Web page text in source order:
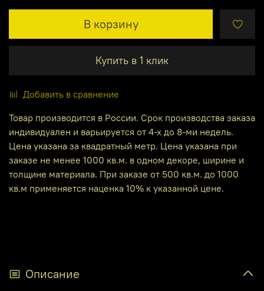
В корзину
Купить в 1 клик
Добавить в сравнение
Товар производится в России. Срок производства заказа
индивидуален и варьируется от 4-х до 8-ми недель.
Цена указана за квадратный метр. Цена указана при
заказе не менее 1000 кв.м. в одном декоре, ширине и
толщине материала. При заказе от 500 кв.м. до 1000
кв.м применяется наценка 10% к указанной цене.
Описание